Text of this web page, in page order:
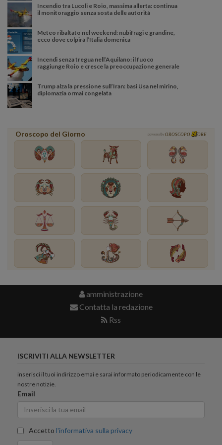
Incendio tra Lucoli e Roio, massima allerta: continua
il monitoraggio senza sosta delle autorità
Meteo ribaltato nel weekend: nubifragi e grandine,
ecco dove colpirà l’Italia domenica
Incendi senza tregua nell’Aquilano: il fuoco
raggiunge Roio e cresce la preoccupazione generale
Trump alza la pressione sull’Iran: basi Usa nel mirino,
diplomazia ormai congelata
Oroscopo del Giorno powered by OROSCOPO ORE
amministrazione
Contatta la redazione
Rss
ISCRIVITI ALLA NEWSLETTER
inserisci il tuoi indirizzo emai e sarai informato periodicamente con le
nostre notizie.
Email
Accetto l'informativa sulla privacy